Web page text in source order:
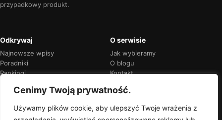
Cenimy Twoją prywatność.
Używamy plików cookie, aby ulepszyć Twoje wrażenia z
przypadkowy produkt.
Odkrywaj
Najnowsze wpisy
Poradniki
Rankingi
O serwisie
Jak wybieramy
O blogu
Kontakt